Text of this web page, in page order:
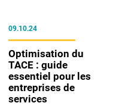
09.10.24
Optimisation du
TACE : guide
essentiel pour les
entreprises de
services